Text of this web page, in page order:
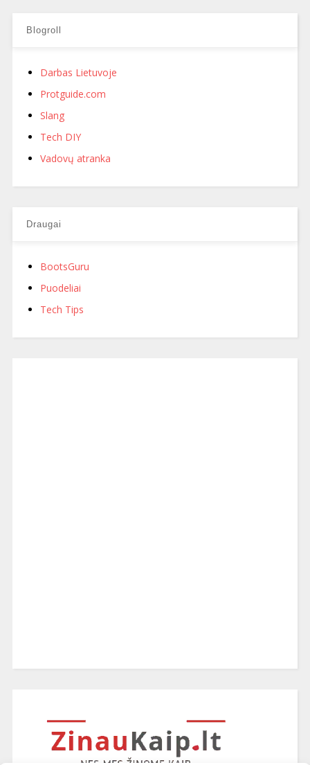
Blogroll
Darbas Lietuvoje
Protguide.com
Slang
Tech DIY
Vadovų atranka
Draugai
BootsGuru
Puodeliai
Tech Tips